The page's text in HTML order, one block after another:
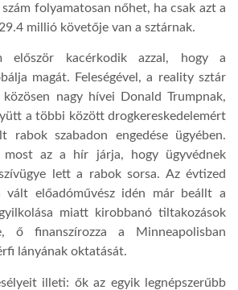
folyamatosan nőhet, ha csak azt a
millió követője van a sztárnak.
először kacérkodik azzal, hogy a
magát. Feleségével, a reality sztár
közösen nagy hívei Donald Trumpnak,
a többi között drogkereskedelemért
rabok szabadon engedése ügyében.
most az a hír járja, hogy ügyvédnek
lett a rabok sorsa. Az évtized
vált előadóművész idén már beállt a
miatt kirobbanó tiltakozások
ő finanszírozza a Minneapolisban
lányának oktatását.
illeti: ők az egyik legnépszerűbb